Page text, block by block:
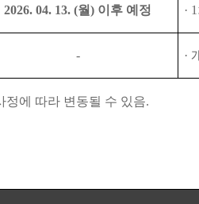
2026. 04. 13. (월) 이후 예정 · 1
- ·
정에 따라 변동될 수 있음.